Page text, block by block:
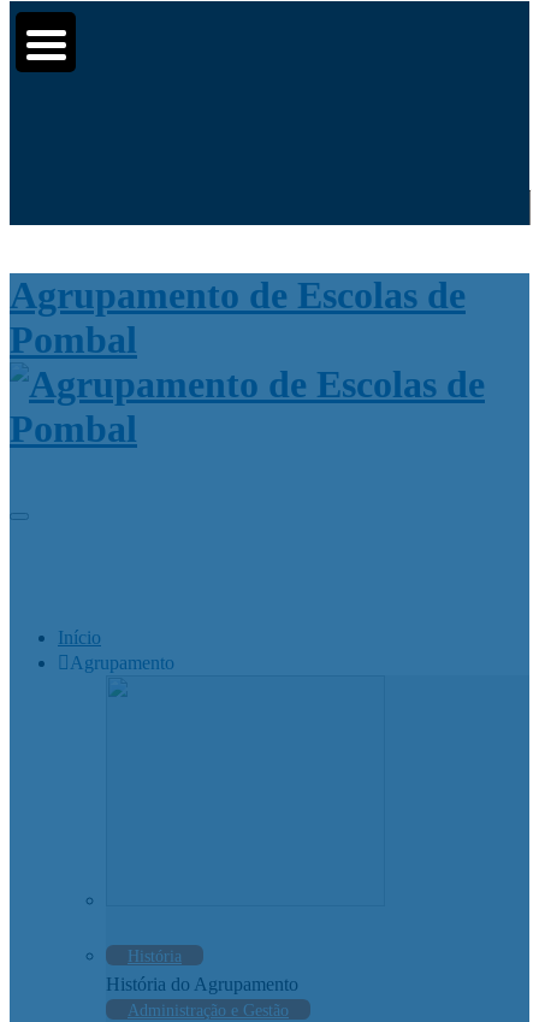
Moodle
SIGE3
Agrupamento de Escolas de
Pombal
Início
Agrupamento
História
História do Agrupamento
Administração e Gestão